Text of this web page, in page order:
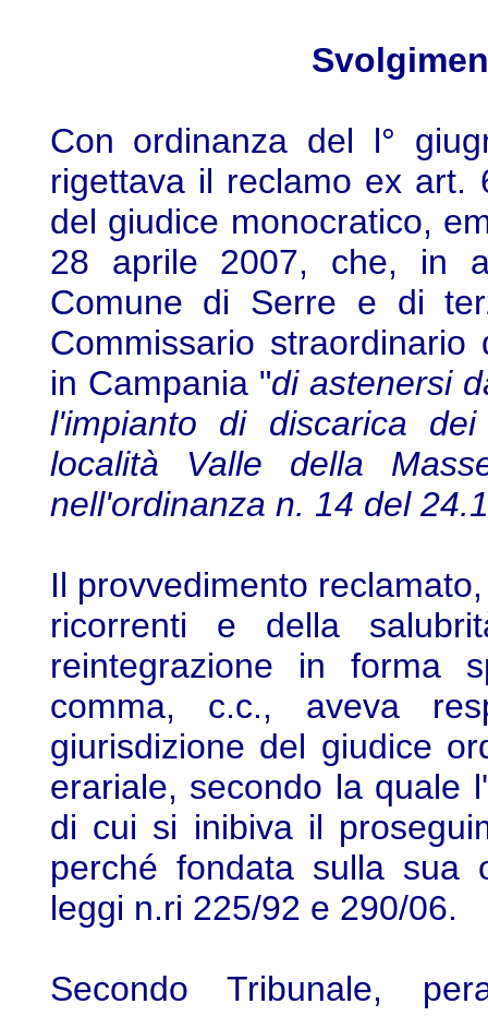
Con ordinanza del l°
rigettava il reclamo ex art.
del giudice monocratico,
28 aprile 2007, che, in
Comune di Serre e di
Commissario
in Campania "di astenersi
l'impianto di discarica
località Valle della
nell'ordinanza n. 14 del
Il provvedimento
ricorrenti e della
reintegrazione in forma
comma, c.c., aveva
giurisdizione del giudice
erariale, secondo la quale
di cui si inibiva il
perché fondata sulla sua
leggi n.ri 225/92 e 290/06.
Secondo Tribunale,